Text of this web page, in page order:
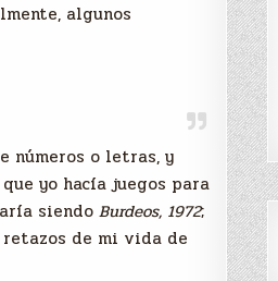
algunos
números o letras, y
yo hacía juegos para
siendo Burdeos, 1972;
de mi vida de